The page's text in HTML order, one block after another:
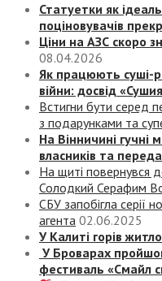
Статуетки як
поціновувачів
Ціни на АЗС скоро
08.04.2026
Як працюють суші-
війни: досвід
Встигни бути серед
з подарунками та
На Вінничині гучні
власників та
На щиті повернувся
Солодкий Серафим
СБУ запобігла серії
агента 02.06.2025
У Калиті горів
У Броварах
фестиваль «Смайл